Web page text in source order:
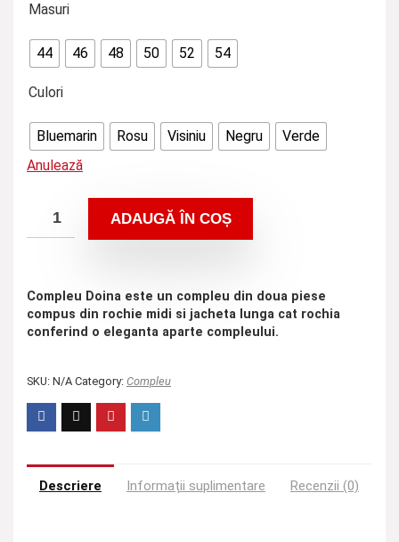
Masuri
44 46 48 50 52 54
Culori
Bluemarin Rosu Visiniu Negru
Verde
Anulează
ADAUGĂ ÎN COȘ
Compleu Doina este un compleu din doua piese
compus din rochie midi si jacheta lunga cat rochia
conferind o eleganta aparte compleului.
SKU: N/A Category: Compleu
Descriere Informații suplimentare Recenzii (0)